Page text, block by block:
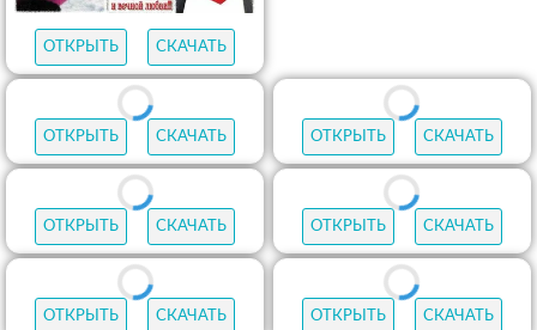
ОТКРЫТЬ СКАЧАТЬ
ОТКРЫТЬ
ОТКРЫТЬ СКАЧАТЬ